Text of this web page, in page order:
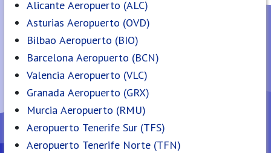
Alicante Aeropuerto (ALC)
Asturias Aeropuerto (OVD)
Bilbao Aeropuerto (BIO)
Barcelona Aeropuerto (BCN)
Valencia Aeropuerto (VLC)
Granada Aeropuerto (GRX)
Murcia Aeropuerto (RMU)
Aeropuerto Tenerife Sur (TFS)
Aeropuerto Tenerife Norte (TFN)